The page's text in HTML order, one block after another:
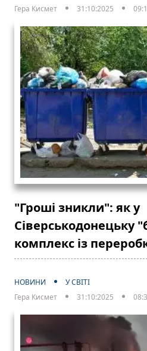
Гера Кисмет
31:10:2025
"Гроші зникли": як у
Сіверськодонецьку
комплекс із
НОВИНИ
У СВІТІ
Гера Кисмет
31:10:2025